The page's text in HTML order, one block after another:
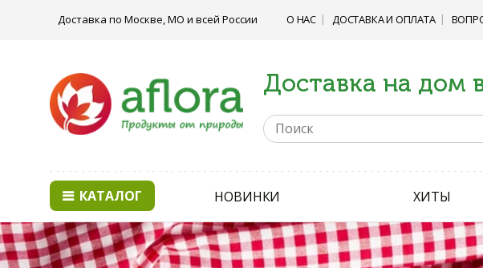
Доставка по Москве, МО и всей России О НАС ДОСТАВКА И ОПЛАТА
Доставка на дом
КАТАЛОГ НОВИНКИ ХИТЫ